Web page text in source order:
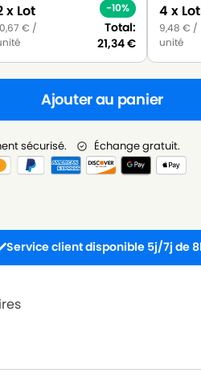
x Lot
€ /
-10%
Total:
21,34€
4 x Lot
9,48 € /
unité
Ajouter au panier
sécurisé. Échange gratuit.
disponible 5j/7j de 8h à 17h30.